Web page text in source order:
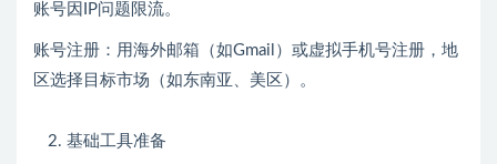
账号因IP问题限流。
账号注册：用海外邮箱（如Gmail）或虚拟手机号注册，地
区选择目标市场（如东南亚、美区）。
基础工具准备